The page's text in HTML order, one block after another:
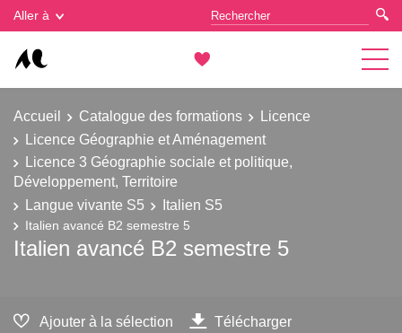
Aller à
Accueil Catalogue des formations
Licence
Licence Géographie et Aménagement
Licence 3 Géographie sociale et politique,
Développement, Territoire
Langue vivante S5
Italien S5
Italien avancé B2 semestre 5
Italien avancé B2 semestre 5
Ajouter à la sélection Télécharger
Gestion des cookies